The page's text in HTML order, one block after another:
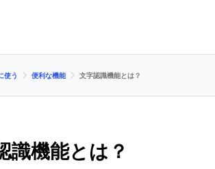
使う 便利な機能 文字認識機能とは？
識機能とは？